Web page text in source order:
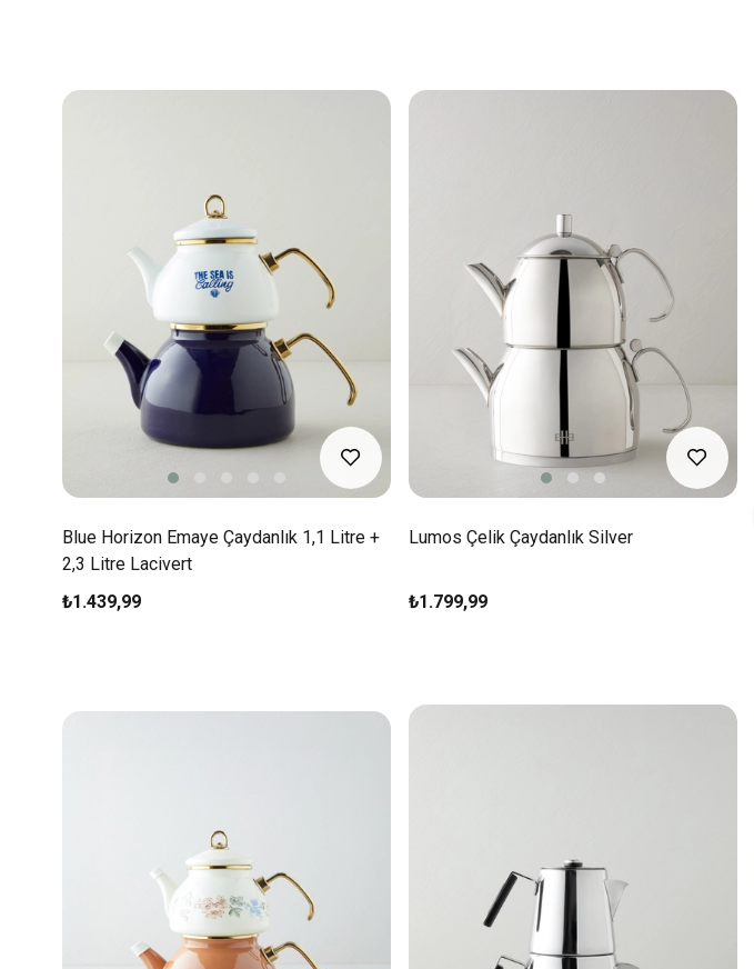
Blue Horizon Emaye Çaydanlık 1,1 Litre +
2,3 Litre Lacivert
₺1.439,99
Lumos Çelik Çaydanlık Silver
₺1.799,99